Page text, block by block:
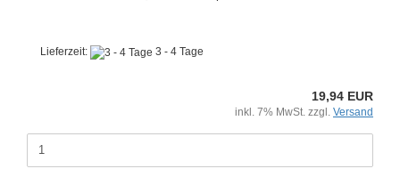
Lieferzeit: 3 - 4 Tage
19,94 EUR
inkl. 7% MwSt. zzgl. Versand